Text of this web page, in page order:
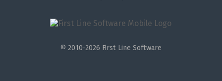
© 2010-2026 First Line Software